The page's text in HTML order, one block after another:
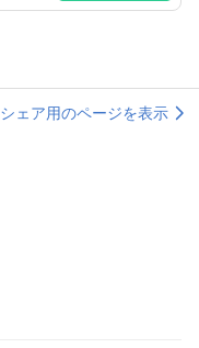
シェア用のページを表示